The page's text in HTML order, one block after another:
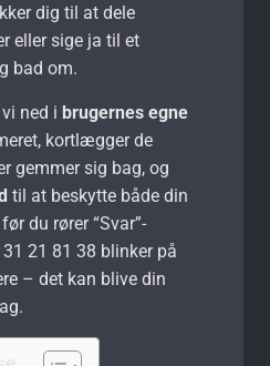
dig til at dele
eller sige ja til et
bad om.
ned i brugernes egne
kortlægger de
gemmer sig bag, og
til at beskytte både din
du rører “Svar”-
21 81 38 blinker på
– det kan blive din